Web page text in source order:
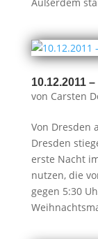
10.12.2011
von Carsten
Von Dresden
Dresden
erste Nacht
nutzen, die
gegen 5:30